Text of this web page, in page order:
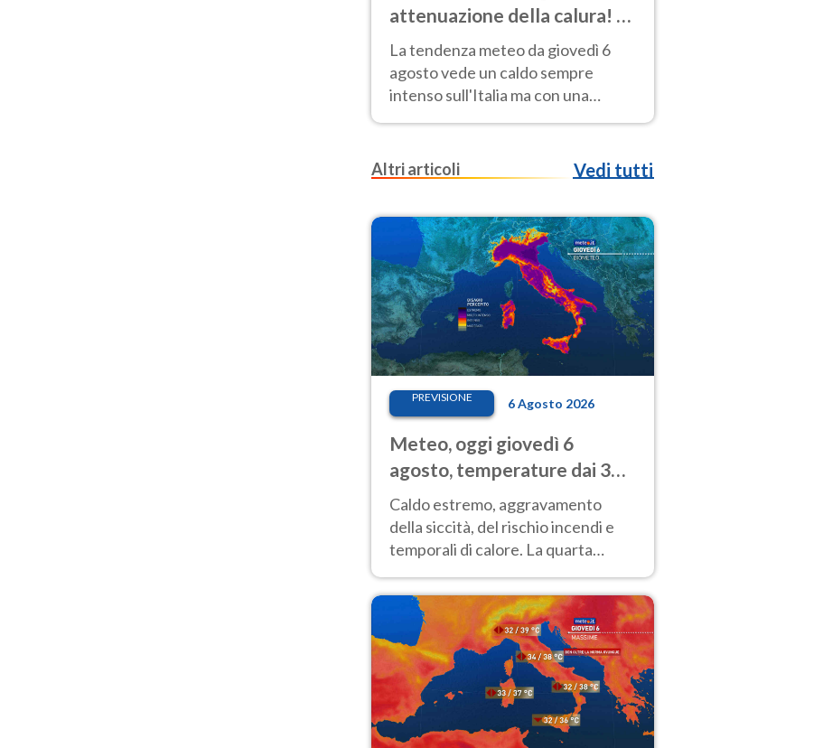
attenuazione della calura! Al
Nord rischio temporali
La tendenza meteo da giovedì 6
agosto vede un caldo sempre
intenso sull'Italia ma con una
parziale e lieve attenuazione tra il 7
Altri articoli
Vedi tutti
PREVISIONE 6 Agosto 2026
Meteo, oggi giovedì 6
agosto, temperature dai 33
ai 40 gradi
Caldo estremo, aggravamento
della siccità, del rischio incendi e
temporali di calore. La quarta
tregua e durerà fino Ferragosto